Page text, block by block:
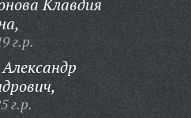
Клавдия
г.р.
г.р.